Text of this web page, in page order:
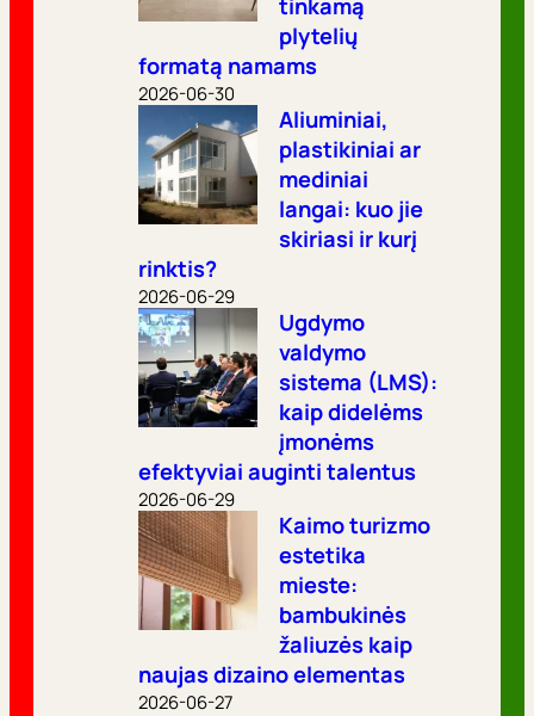
tinkamą
plytelių
formatą namams
2026-06-30
Aliuminiai,
plastikiniai ar
mediniai
langai: kuo jie
skiriasi ir kurį
rinktis?
2026-06-29
Ugdymo
valdymo
sistema (LMS):
kaip didelėms
įmonėms
efektyviai auginti talentus
2026-06-29
Kaimo turizmo
estetika
mieste:
bambukinės
žaliuzės kaip
naujas dizaino elementas
2026-06-27